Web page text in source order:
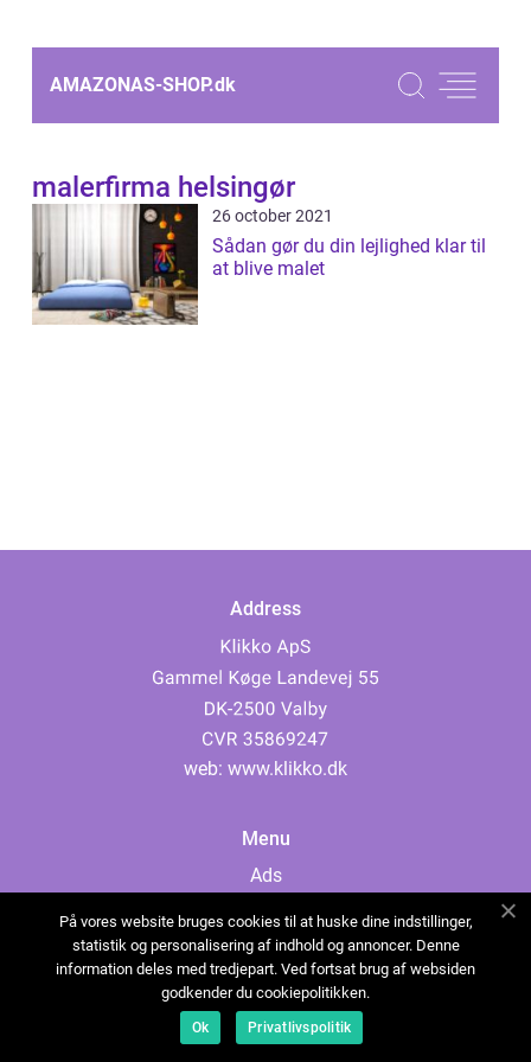
AMAZONAS-SHOP.dk
malerfirma helsingør
26 october 2021
Sådan gør du din lejlighed klar til
at blive malet
Address
web: www.klikko.dk
Menu
Ads
Cookies
Contact
Sitemap
På vores website bruges cookies til at huske dine indstillinger,
statistik og personalisering af indhold og annoncer. Denne
information deles med tredjepart. Ved fortsat brug af websiden
godkender du cookiepolitikken.
Ok Privatlivspolitik